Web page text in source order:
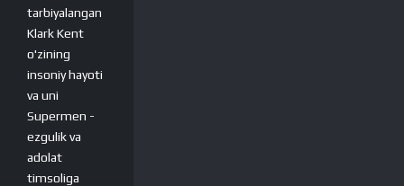
tarbiyalangan
Klark Kent
o'zining
insoniy hayoti
va uni
Supermen -
ezgulik va
adolat
timsoliga